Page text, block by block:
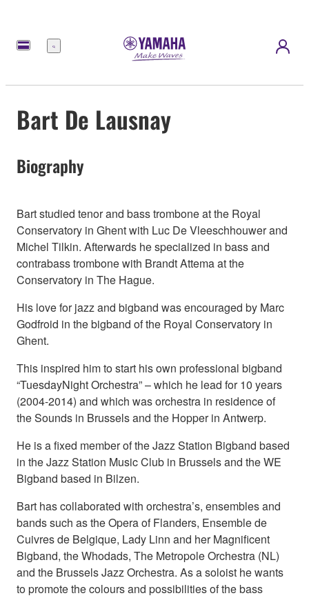
Meny
Bart De Lausnay
Biography
Bart studied tenor and bass trombone at the Royal
Conservatory in Ghent with Luc De Vleeschhouwer and
Michel Tilkin. Afterwards he specialized in bass and
contrabass trombone with Brandt Attema at the
Conservatory in The Hague.
His love for jazz and bigband was encouraged by Marc
Godfroid in the bigband of the Royal Conservatory in
Ghent.
This inspired him to start his own professional bigband
“TuesdayNight Orchestra” – which he lead for 10 years
(2004-2014) and which was orchestra in residence of
the Sounds in Brussels and the Hopper in Antwerp.
He is a fixed member of the Jazz Station Bigband based
in the Jazz Station Music Club in Brussels and the WE
Bigband based in Bilzen.
Bart has collaborated with orchestra’s, ensembles and
bands such as the Opera of Flanders, Ensemble de
Cuivres de Belgique, Lady Linn and her Magnificent
Bigband, the Whodads, The Metropole Orchestra (NL)
and the Brussels Jazz Orchestra. As a soloist he wants
to promote the colours and possibilities of the bass